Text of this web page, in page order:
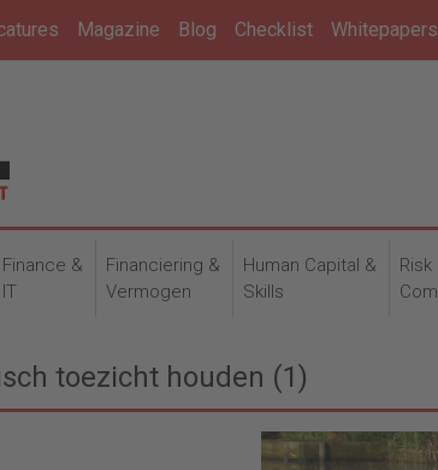
Magazine Blog Checklist Whitepapers
Finance &
IT
Financiering &
Vermogen
Human Capital &
Skills
Risk
toezicht houden (1)